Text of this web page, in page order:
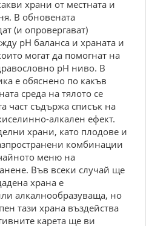
храни от местната и
В обновената
(и опровергават)
pH баланса и храната и
могат да помогнат на
pH ниво. В
е обяснено по какъв
среда на тялото се
част съдържа списък на
алкален ефект.
храни, като плодове и
комбинации
меню на
Във всеки случай ще
храна е
алкалнообразуваща, но
тази храна въздейства
карета ще ви